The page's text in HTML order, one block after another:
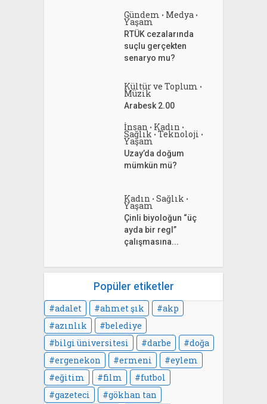
Gündem • Medya •
Yaşam
RTÜK cezalarında
suçlu gerçekten
senaryo mu?
Kültür ve Toplum •
Müzik
Arabesk 2.00
İnsan • Kadın •
Sağlık • Teknoloji •
Yaşam
Uzay’da doğum
mümkün mü?
Kadın • Sağlık •
Yaşam
Çinli biyoloğun “üç
ayda bir regl”
çalışmasına...
Popüler etiketler
adalet ahmet şık
akp
azınlık
belediye
bilgi üniversitesi
darbe
doğa
ergenekon
ermeni
eylem
eğitim
film
futbol
gazeteci
gökhan tan